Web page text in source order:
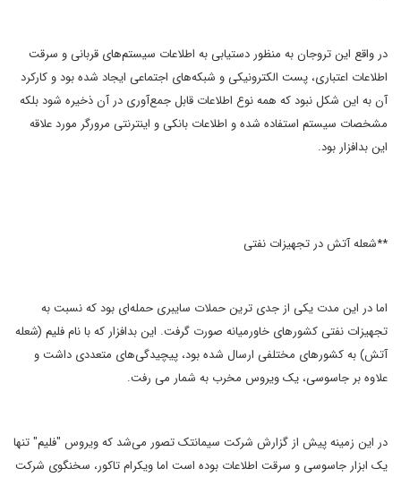
در واقع این تروجان به منظور دستیابی به اطلاعات سیستم‌های قربانی و سرقت
اطلاعات اعتباری، پست الکترونیکی و شبکه‌های اجتماعی ایجاد شده بود و کارکرد
آن به این شکل نبود که همه نوع اطلاعات قابل جمع‌آوری در آن ذخیره شود بلکه
مشخصات سیستم استفاده شده و اطلاعات بانکی و اینترنتی مرورگر مورد علاقه
این بدافزار بود.
**شعله آتش در تجهیزات نفتی
اما در این مدت یکی از جدی ترین حملات سایبری حمله‌ای بود که نسبت به
تجهیزات نفتی کشورهای خاورمیانه صورت گرفت. این بدافزار که با نام فلیم (شعله
آتش) به کشورهای مختلفی ارسال شده بود، پیچیدگی‌های متعددی داشت و
علاوه بر جاسوسی، یک ویروس مخرب به شمار می رفت.
در این زمینه پیش از گزارش شرکت سیمانتک تصور می‌شد که ویروس "فلیم" تنها
یک ابزار جاسوسی و سرقت اطلاعات بوده است اما ویکرام تاکور، سخنگوی شرکت